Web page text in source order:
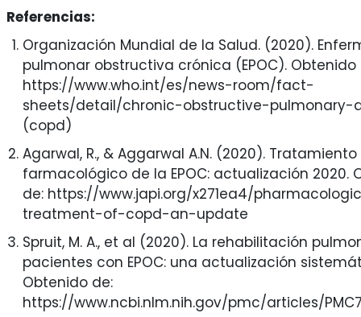
Referencias:
Organización Mundial de la Salud. (2020).
pulmonar obstructiva crónica (EPOC). Obtenido
https://www.who.int/es/news-room/fact-
sheets/detail/chronic-obstructive-pulmonary-
(copd)
Agarwal, R., & Aggarwal A.N. (2020). Tratamiento
farmacológico de la EPOC: actualización 2020.
de: https://www.japi.org/x271ea4/
treatment-of-copd-an-update
Spruit, M. A., et al (2020). La rehabilitación
pacientes con EPOC: una actualización
Obtenido de:
https://www.ncbi.nlm.nih.gov/pmc/articles/